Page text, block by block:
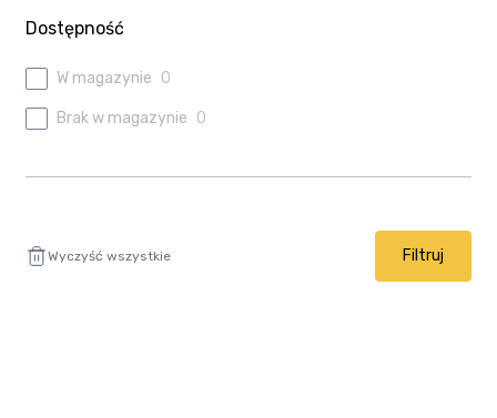
Dostępność
W magazynie 0
Brak w magazynie 0
Filtruj
Wyczyść wszystkie